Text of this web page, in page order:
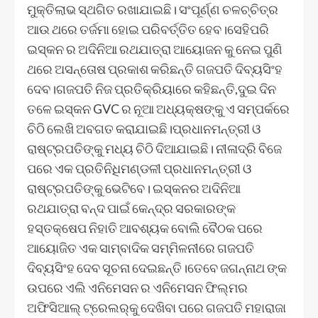
ମୁକ୍ତିଲାଭ ସ୍ଥଗିତ ରଖାଯାଇଛି। ସଂପୂର୍ଣ୍ଣ ଚଳଚ୍ଚିତ୍ର
ଆଉ ଥରେ ତର୍ଜମା ହୋଇ ପରିବର୍ତ୍ତିତ ହେବ।ସେହିପରି
ଇସ୍କନ ର ଅଦିନିଆ ରଥଯାତ୍ରା ଆୟୋଜନ କୁ ନେଇ ପୁଣି
ଥରେ ଅସନ୍ତୋଷ ପ୍ରକାଶ କରିଛନ୍ତି ଗଜପତି ଦିବ୍ୟସିଂହ
ଦେବ।ଗଜପତି ନିଜ ପ୍ରତିକ୍ରିୟାରେ କହିଛନ୍ତି,ଦୁଇ ଦିନ
ତଳେ ଇସ୍କନ GVC ର ନୂଆ ଅଧ୍ୟକ୍ଷଙ୍କୁ ଏ ସମ୍ପର୍କରେ
ଚିଠି ଲେଖି ଅବଗତ କରାଯାଇଛି।ପ୍ରଧାନମନ୍ତ୍ରୀ ଓ
ରାଷ୍ଟ୍ରପତିଙ୍କୁ ମଧ୍ୟ ଚିଠି ଦିଆଯାଇଛି। ନୀଳାଦ୍ରି ବିଜେ
ପରେ ଏକ ପ୍ରତିନିଧିମଣ୍ଡଳୀ ପ୍ରଧାନମନ୍ତ୍ରୀ ଓ
ରାଷ୍ଟ୍ରପତିଙ୍କୁ ଭେଟିବେ। ଇସ୍କନର ଅଦିନିଆ
ରଥଯାତ୍ରା ବନ୍ଦ ପାଇଁ କେନ୍ଦ୍ର ସରକାରଙ୍କ
ହସ୍ତକ୍ଷେପ ନିହାତି ଆବଶ୍ୟକ ବୋଲି ବୈଠକ ପରେ
ଆୟୋଜିତ ଏକ ସାମ୍ବାଦିକ ସମ୍ମିଳନୀରେ ଗଜପତି
ଦିବ୍ୟସିଂହ ଦେବ ସୂଚନା ଦେଇଛନ୍ତି।ତେବେ ଜଗନ୍ନାଥ ଙ୍କ
ଉପରେ ଏଲି ଏନିମେସନ ର ଏନିମେସନ ଫିଲ୍ମର
ଅଫିସିଆଲ୍ ଟ୍ରେଲର୍‌କୁ ଦେଖିବା ପରେ ଗଜପତି ମହାରାଜା